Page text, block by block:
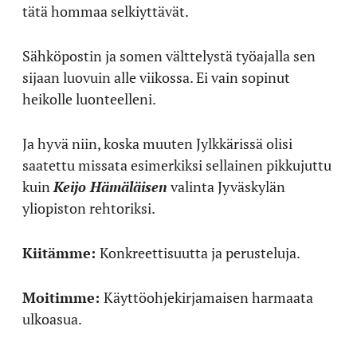
tätä hommaa selkiyttävät.
Sähköpostin ja somen välttelystä työajalla sen
sijaan luovuin alle viikossa. Ei vain sopinut
heikolle luonteelleni.
Ja hyvä niin, koska muuten Jylkkärissä olisi
saatettu missata esimerkiksi sellainen pikkujuttu
kuin Keijo Hämäläisen valinta Jyväskylän
yliopiston rehtoriksi.
Kiitämme: Konkreettisuutta ja perusteluja.
Moitimme: Käyttöohjekirjamaisen harmaata
ulkoasua.